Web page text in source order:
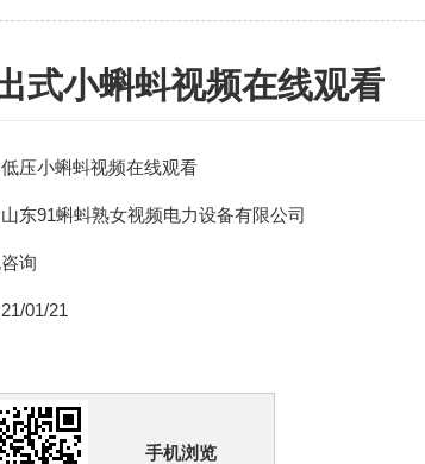
式小蝌蚪视频在线观看
低压小蝌蚪视频在线观看
山东91蝌蚪熟女视频电力设备有限公司
询
21/01/21
手机浏览